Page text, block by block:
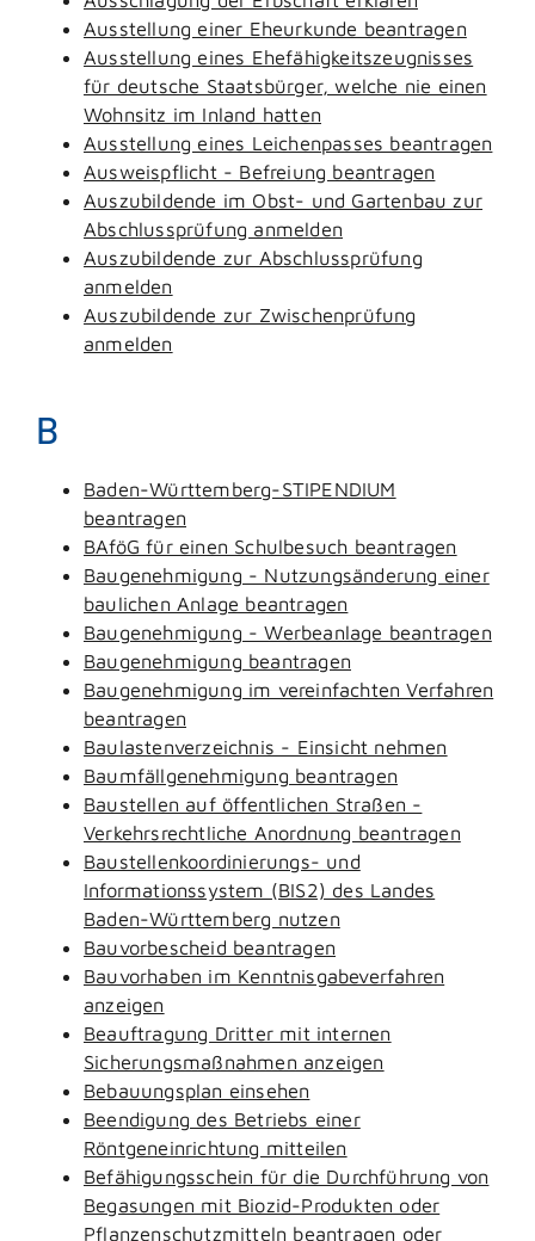
Ausstellung einer Eheurkunde beantragen
Ausstellung eines Ehefähigkeitszeugnisses
für deutsche Staatsbürger, welche nie einen
Wohnsitz im Inland hatten
Ausstellung eines Leichenpasses beantragen
Ausweispflicht - Befreiung beantragen
Auszubildende im Obst- und Gartenbau zur
Abschlussprüfung anmelden
Auszubildende zur Abschlussprüfung
anmelden
Auszubildende zur Zwischenprüfung
anmelden
B
Baden-Württemberg-STIPENDIUM
beantragen
BAföG für einen Schulbesuch beantragen
Baugenehmigung - Nutzungsänderung einer
baulichen Anlage beantragen
Baugenehmigung - Werbeanlage beantragen
Baugenehmigung beantragen
Baugenehmigung im vereinfachten Verfahren
beantragen
Baulastenverzeichnis - Einsicht nehmen
Baumfällgenehmigung beantragen
Baustellen auf öffentlichen Straßen -
Verkehrsrechtliche Anordnung beantragen
Baustellenkoordinierungs- und
Informationssystem (BIS2) des Landes
Baden-Württemberg nutzen
Bauvorbescheid beantragen
Bauvorhaben im Kenntnisgabeverfahren
anzeigen
Beauftragung Dritter mit internen
Sicherungsmaßnahmen anzeigen
Bebauungsplan einsehen
Beendigung des Betriebs einer
Röntgeneinrichtung mitteilen
Befähigungsschein für die Durchführung von
Begasungen mit Biozid-Produkten oder
Pflanzenschutzmitteln beantragen oder